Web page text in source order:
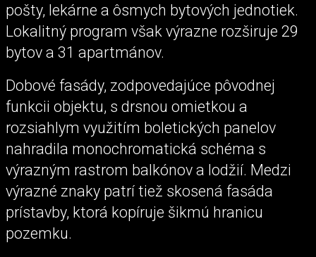
pošty, lekárne a ôsmych bytových jednotiek.
Lokalitný program však výrazne rozširuje 29
bytov a 31 apartmánov.
Dobové fasády, zodpovedajúce pôvodnej
funkcii objektu, s drsnou omietkou a
rozsiahlym využitím boletických panelov
nahradila monochromatická schéma s
výrazným rastrom balkónov a lodžií. Medzi
výrazné znaky patrí tiež skosená fasáda
prístavby, ktorá kopíruje šikmú hranicu
pozemku.